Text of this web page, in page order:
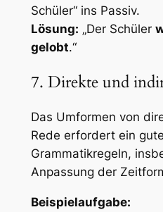
Schüler“ ins Passiv.
Lösung: „Der Schüler
gelobt.“
7. Direkte und
Das Umformen von
Rede erfordert ein
Grammatikregeln,
Anpassung der
Beispielaufgabe: